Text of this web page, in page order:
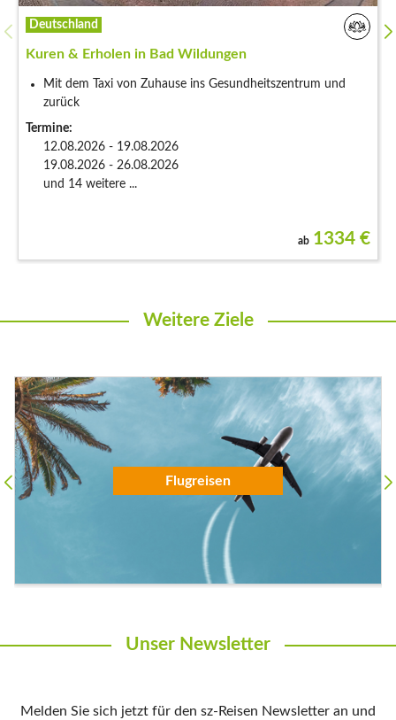
Deutschland
Kuren & Erholen in Bad Wildungen
Mit dem Taxi von Zuhause ins Gesundheitszentrum und
zurück
Termine:
12.08.2026 - 19.08.2026
19.08.2026 - 26.08.2026
und 14 weitere ...
ab 1334 €
Weitere Ziele
Flugreisen
Unser Newsletter
Melden Sie sich jetzt für den sz-Reisen Newsletter an und